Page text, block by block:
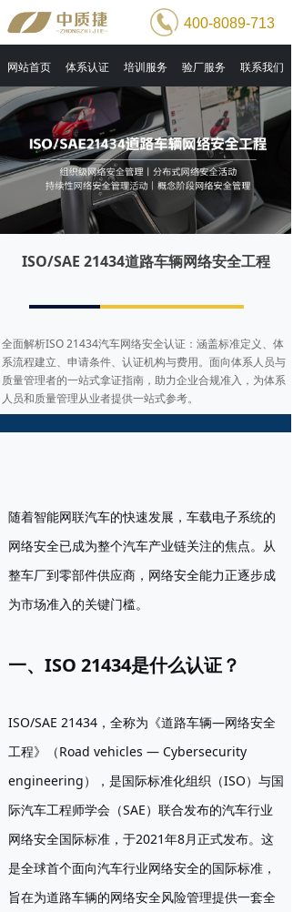
网站首页 体系认证 培训服务 验厂服务 联系我们
400-8089-713
ISO/SAE 21434道路车辆网络安全工程
全面解析ISO 21434汽车网络安全认证：涵盖标准定义、体
系流程建立、申请条件、认证机构与费用。面向体系人员与
质量管理者的一站式拿证指南，助力企业合规准入，为体系
人员和质量管理从业者提供一站式参考。
随着智能网联汽车的快速发展，车载电子系统的
网络安全已成为整个汽车产业链关注的焦点。从
整车厂到零部件供应商，网络安全能力正逐步成
为市场准入的关键门槛。
一、ISO 21434是什么认证？
ISO/SAE 21434 ，全称为《道路车辆—网络安全
工程》（Road vehicles — Cybersecurity
engineering），是国际标准化组织（ISO）与国
际汽车工程师学会（SAE）联合发布的汽车行业
网络安全国际标准，于2021年8月正式发布。这
是全球首个面向汽车行业网络安全的国际标准，
旨在为道路车辆的网络安全风险管理提供一套全